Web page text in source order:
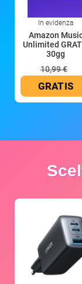
In evidenza
Amazon
Unlimited
30gg
10,99 €
GRATIS